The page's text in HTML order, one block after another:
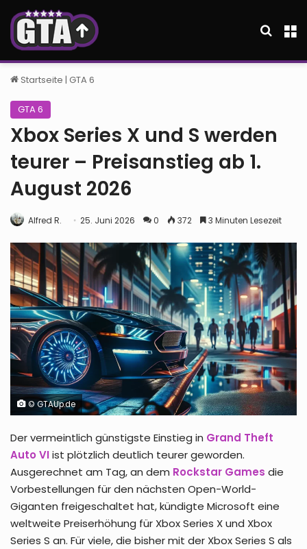
Startseite | GTA 6
GTA 6
Xbox Series X und S werden
teurer – Preisanstieg ab 1.
August 2026
Alfred R. 25. Juni 2026 0 372 3 Minuten Lesezeit
© GTAUp.de
Der vermeintlich günstigste Einstieg in Grand Theft
Auto VIist plötzlich deutlich teurer geworden.
Ausgerechnet am Tag, an dem Rockstar Games die
Vorbestellungen für den nächsten Open-World-
Giganten freigeschaltet hat, kündigte Microsoft eine
weltweite Preiserhöhung für Xbox Series X und Xbox
Series S an. Für viele, die bisher mit der Xbox Series S als